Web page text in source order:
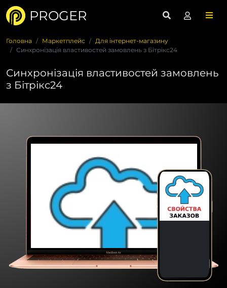
PROGER
Головна Маркетплейс
Для інтернет-магазину
Синхронізація властивостей замовлень з Бітрікс24
Синхронізація властивостей замовлень
з Бітрікс24